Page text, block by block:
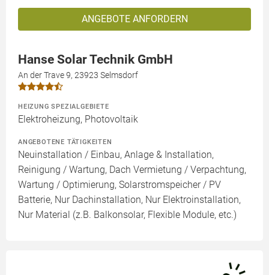
ANGEBOTE ANFORDERN
Hanse Solar Technik GmbH
An der Trave 9, 23923 Selmsdorf
HEIZUNG SPEZIALGEBIETE
Elektroheizung, Photovoltaik
ANGEBOTENE TÄTIGKEITEN
Neuinstallation / Einbau, Anlage & Installation,
Reinigung / Wartung, Dach Vermietung / Verpachtung,
Wartung / Optimierung, Solarstromspeicher / PV
Batterie, Nur Dachinstallation, Nur Elektroinstallation,
Nur Material (z.B. Balkonsolar, Flexible Module, etc.)